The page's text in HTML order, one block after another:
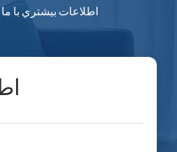
اطلاعات بيشتري با